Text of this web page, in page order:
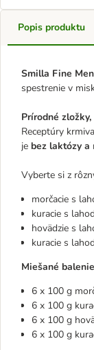
Popis produktu
Smilla Fine
spestrenie v
Prírodné
Receptúry
je bez laktózy a
Vyberte si z
morčacie s
kuracie s
hovädzie s
kuracie s
Miešané
6 x 100 g
6 x 100 g
6 x 100 g
6 x 100 g